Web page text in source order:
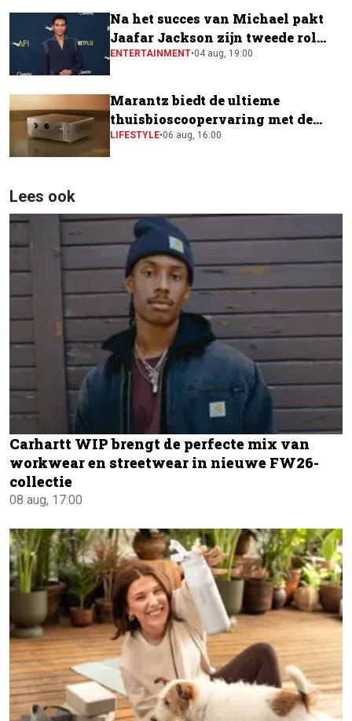
Na het succes van Michael pakt
Jaafar Jackson zijn tweede rol
naast Will Smith
ENTERTAINMENT•04 aug, 19:00
Marantz biedt de ultieme
thuisbioscoopervaring met de
CINEMA Series 2
LIFESTYLE•06 aug, 16:00
Lees ook
Carhartt WIP brengt de perfecte mix van
workwear en streetwear in nieuwe FW26-
collectie
08 aug, 17:00